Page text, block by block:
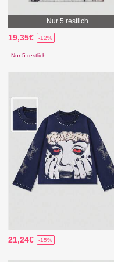
Nur 5 restlich
19,35€ -12%
Nur 5 restlich
21,24€ -15%